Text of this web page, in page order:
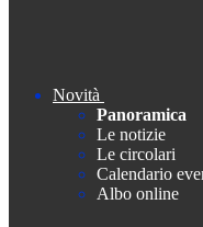
Novità
Panoramica
Le notizie
Le circolari
Calendario
Albo online